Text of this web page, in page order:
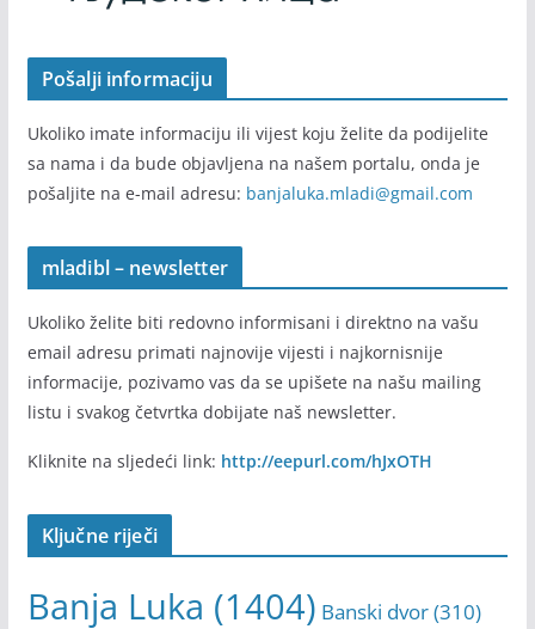
Pošalji informaciju
Ukoliko imate informaciju ili vijest koju želite da podijelite
sa nama i da bude objavljena na našem portalu, onda je
pošaljite na e-mail adresu: banjaluka.mladi@gmail.com
mladibl – newsletter
Ukoliko želite biti redovno informisani i direktno na vašu
email adresu primati najnovije vijesti i najkornisnije
informacije, pozivamo vas da se upišete na našu mailing
listu i svakog četvrtka dobijate naš newsletter.
Kliknite na sljedeći link: http://eepurl.com/hJxOTH
Ključne riječi
Banja Luka (1404) Banski dvor(310)